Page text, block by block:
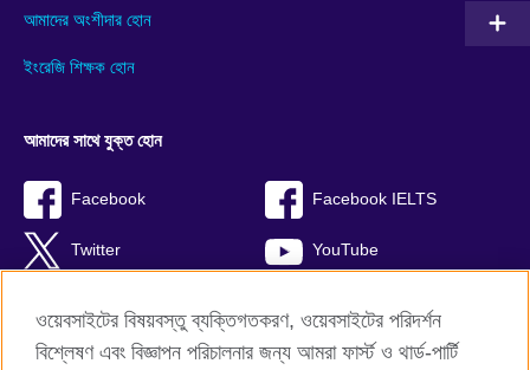
আমাদের অংশীদার হোন
ইংরেজি শিক্ষক হোন
আমাদের সাথে যুক্ত হোন
Facebook Facebook IELTS
Twitter YouTube
ওয়েবসাইটের বিষয়বস্তু ব্যক্তিগতকরণ, ওয়েবসাইটের পরিদর্শন
বিশ্লেষণ এবং বিজ্ঞাপন পরিচালনার জন্য আমরা ফার্স্ট ও থার্ড-পার্টি